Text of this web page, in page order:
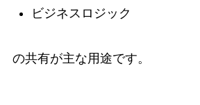
ビジネスロジック
の共有が主な用途です。